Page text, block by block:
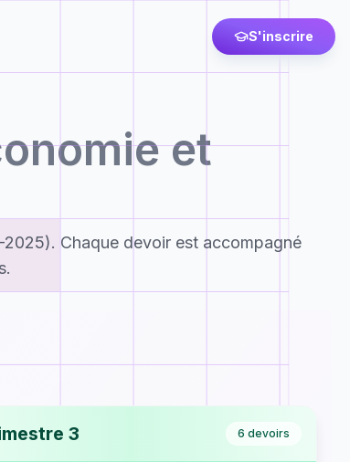
S'inscrire
et
Chaque devoir est accompagné
3 6 devoirs